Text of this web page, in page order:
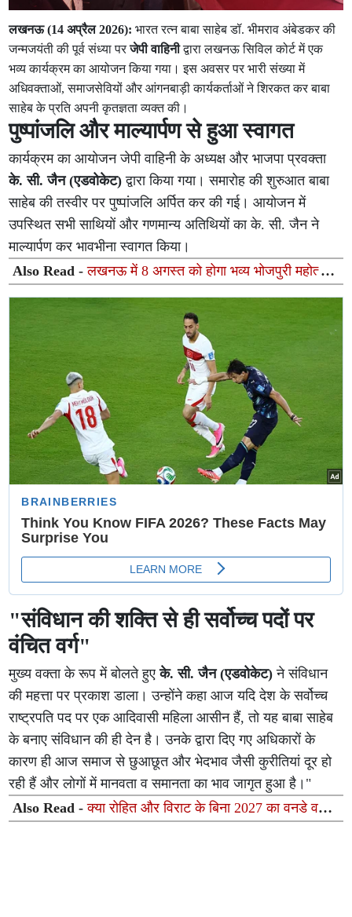
लखनऊ (14 अप्रैल 2026): भारत रत्न बाबा साहेब डॉ. भीमराव अंबेडकर की
जन्मजयंती की पूर्व संध्या परजेपी वाहिनीद्वारा लखनऊ सिविल कोर्ट में एक
भव्य कार्यक्रम का आयोजन किया गया। इस अवसर पर भारी संख्या में
अधिवक्ताओं, समाजसेवियों और आंगनबाड़ी कार्यकर्ताओं ने शिरकत कर बाबा
साहेब के प्रति अपनी कृतज्ञता व्यक्त की।
पुष्पांजलि और माल्यार्पण से हुआ स्वागत
कार्यक्रम का आयोजन जेपी वाहिनी के अध्यक्ष और भाजपा प्रवक्ता
के. सी. जैन (एडवोकेट) द्वारा किया गया। समारोह की शुरुआत बाबा
साहेब की तस्वीर पर पुष्पांजलि अर्पित कर की गई। आयोजन में
उपस्थित सभी साथियों और गणमान्य अतिथियों का के. सी. जैन ने
माल्यार्पण कर भावभीना स्वागत किया।
Also Read -लखनऊ में 8 अगस्त को होगा भव्य भोजपुरी महोत्सव,
50 से अधिक लोक कलाकार देंगे सांस्कृतिक प्रस्तुतियां
"संविधान की शक्ति से ही सर्वोच्च पदों पर
वंचित वर्ग"
मुख्य वक्ता के रूप में बोलते हुएके. सी. जैन (एडवोकेट) ने संविधान
की महत्ता पर प्रकाश डाला। उन्होंने कहा आज यदि देश के सर्वोच्च
राष्ट्रपति पद पर एक आदिवासी महिला आसीन हैं, तो यह बाबा साहेब
के बनाए संविधान की ही देन है। उनके द्वारा दिए गए अधिकारों के
कारण ही आज समाज से छुआछूत और भेदभाव जैसी कुरीतियां दूर हो
रही हैं और लोगों में मानवता व समानता का भाव जागृत हुआ है।"
Also Read -क्या रोहित और विराट के बिना 2027 का वनडे वर्ल्ड
कप संभव है?